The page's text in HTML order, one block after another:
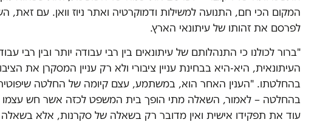
המקום הכי חם, התנועה למשילות ודמוקרטיה ואתר ניוז וואן. עם זאת,
לפרסם את זהותו של עיתונאי הארץ.
"ברור לכולנו כי התנהלותם של עיתונאים בין רבי עבודה יותר ובין רבי
העיתונאית, היא-היא בבחינת עניין ציבורי ולא רק עניין המסקרן את
בהחלטתו. "הענין האחר הוא, במשתמע, עצם קיומה של החלטה
בהחלטה – לאמור, השאלה מתי הופך בית המשפט לכזה אשר חש עצמו
עוד את תפקידו אישית ואין מדובר רק בשאלה של סקרנות, אלא בשאלה